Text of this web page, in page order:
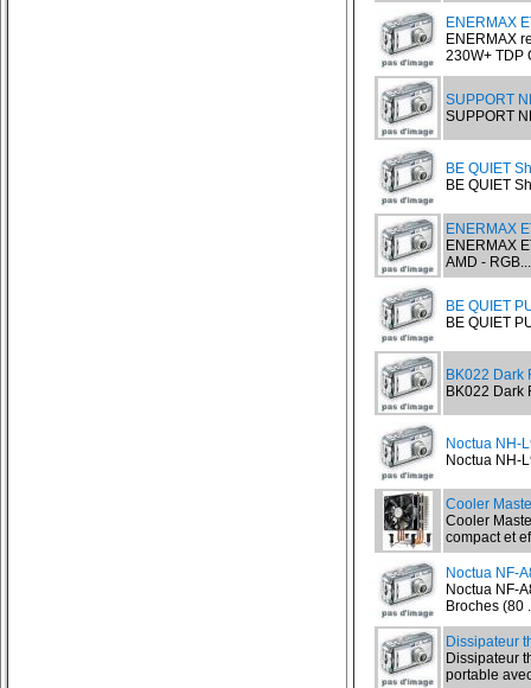
ENERMAX
ENERMAX
230W+ TDP
SUPPORT
SUPPORT
BE QUIET
BE QUIET
ENERMAX
ENERMAX
AMD - RGB...
BE QUIET
BE QUIET
BK022 Dark
BK022 Dark
Noctua NH-
Noctua NH-
Cooler
Cooler
compact et
Noctua NF-
Noctua NF-
Broches (80
Dissipateur
Dissipateur
portable